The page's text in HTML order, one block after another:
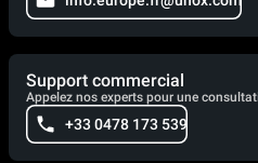
Support commercial
Appelez nos experts pour une
+33 0478 173 539